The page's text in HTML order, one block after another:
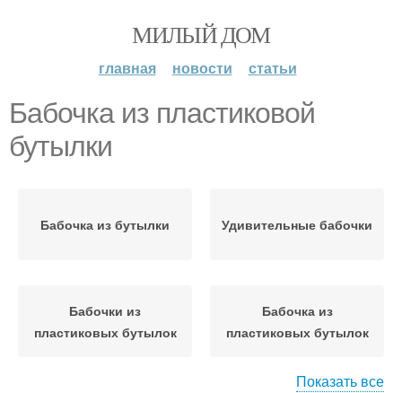
МИЛЫЙ ДОМ
главная новости статьи
Бабочка из пластиковой
бутылки
Бабочка из бутылки Удивительные бабочки
Бабочки из
пластиковых бутылок
Бабочка из
пластиковых бутылок
Показать все